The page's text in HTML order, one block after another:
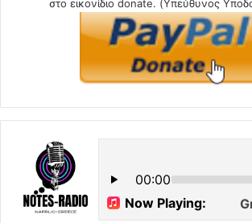
στο εικονίδιο donate. (Υπεύθυνος